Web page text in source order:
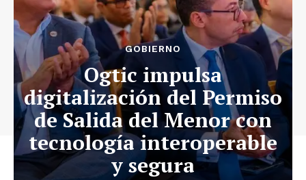
GOBIERNO
Ogtic impulsa
digitalización del Permiso
de Salida del Menor con
tecnología interoperable
y segura